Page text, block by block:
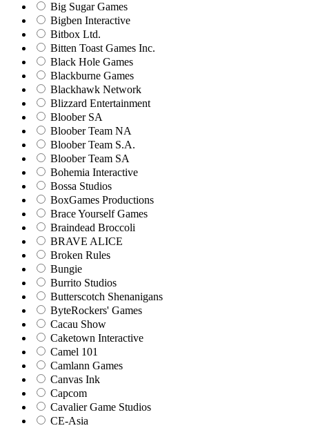
Big Sugar Games
Bigben Interactive
Bitbox Ltd.
Bitten Toast Games Inc.
Black Hole Games
Blackburne Games
Blackhawk Network
Blizzard Entertainment
Bloober SA
Bloober Team NA
Bloober Team S.A.
Bloober Team SA
Bohemia Interactive
Bossa Studios
BoxGames Productions
Brace Yourself Games
Braindead Broccoli
BRAVE ALICE
Broken Rules
Bungie
Burrito Studios
Butterscotch Shenanigans
ByteRockers' Games
Cacau Show
Caketown Interactive
Camel 101
Camlann Games
Canvas Ink
Capcom
Cavalier Game Studios
CE-Asia